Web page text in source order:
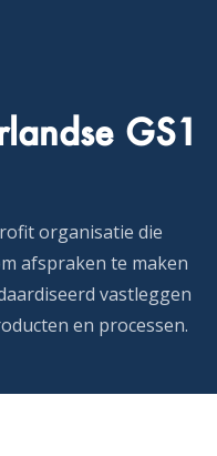
GS1
organisatie die
afspraken te maken
vastleggen
en processen.